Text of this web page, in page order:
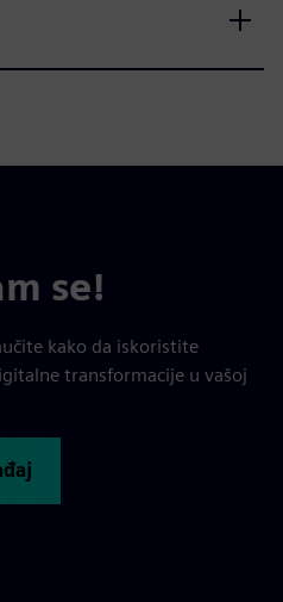
se!
kako da iskoristite
transformacije u vašoj